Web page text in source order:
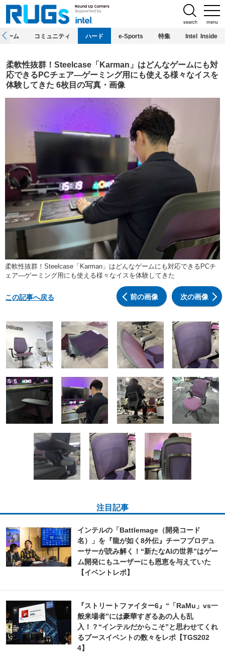
menu
search
ホーム コミュニティ ハード e-Sports 特集 Intel Inside
柔軟性抜群！Steelcase「Karman」はどんなゲームにも対
応できるPCチェア―ゲーミング用にも使える様々なイスを
体験してきた 6枚目の写真・画像
柔軟性抜群！Steelcase「Karman」はどんなゲームにも対応できるPCチ
ェア―ゲーミング用にも使える様々なイスを体験してきた
前の画像 次の画像
この記事へ戻る
注目記事
インテルの「Battlemage（開発コード
名）」を『龍が如く8外伝』チーフプロデュ
ーサーが読み解く！“新たなAIの世界”はゲー
ム開発にもユーザーにも恩恵を与えていた
【イベントレポ】
『ストリートファイター6』“「RaMu」vs一
般来場者”には豪華すぎるあの人も乱
入！？“インテルだからこそ”と思わせてくれ
るブースイベントの数々をレポ【TGS202
4】